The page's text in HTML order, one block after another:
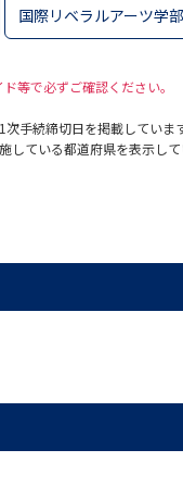
国際リベラルアーツ学部
等で必ずご確認ください。
手続締切日を掲載しています
ている都道府県を表示し